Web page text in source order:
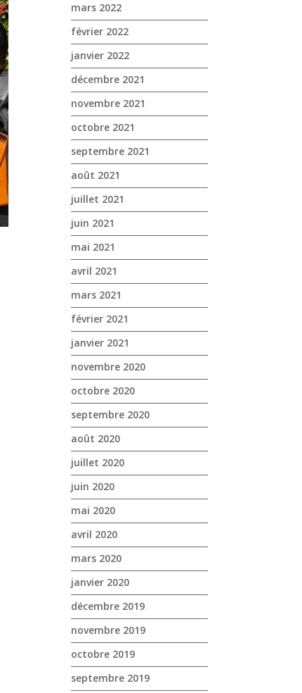
mars 2022
février 2022
janvier 2022
décembre 2021
novembre 2021
octobre 2021
septembre 2021
août 2021
juillet 2021
juin 2021
mai 2021
avril 2021
mars 2021
février 2021
janvier 2021
novembre 2020
octobre 2020
septembre 2020
août 2020
juillet 2020
juin 2020
mai 2020
avril 2020
mars 2020
janvier 2020
décembre 2019
novembre 2019
octobre 2019
septembre 2019